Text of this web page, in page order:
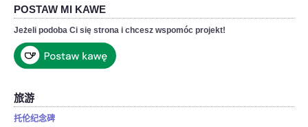
KONTAKT
POSTAW MI KAWE
Jeżeli podoba Ci się strona i chcesz wspomóc projekt!
旅游
托伦纪念碑